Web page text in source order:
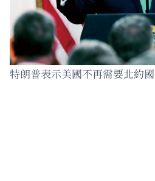
特朗普表示美國不再需要北約